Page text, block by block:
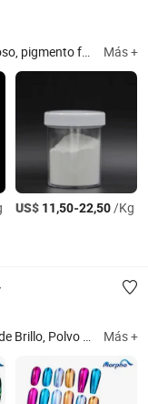
pigmento óptico variable, pigmento de aluminio Más +
US$ 11,50-22,50/Kg
de Color, Polvo de Pigmento Mica, Pigmento Espejo Cromado, 3D Polvo de Perla Magnética Más +